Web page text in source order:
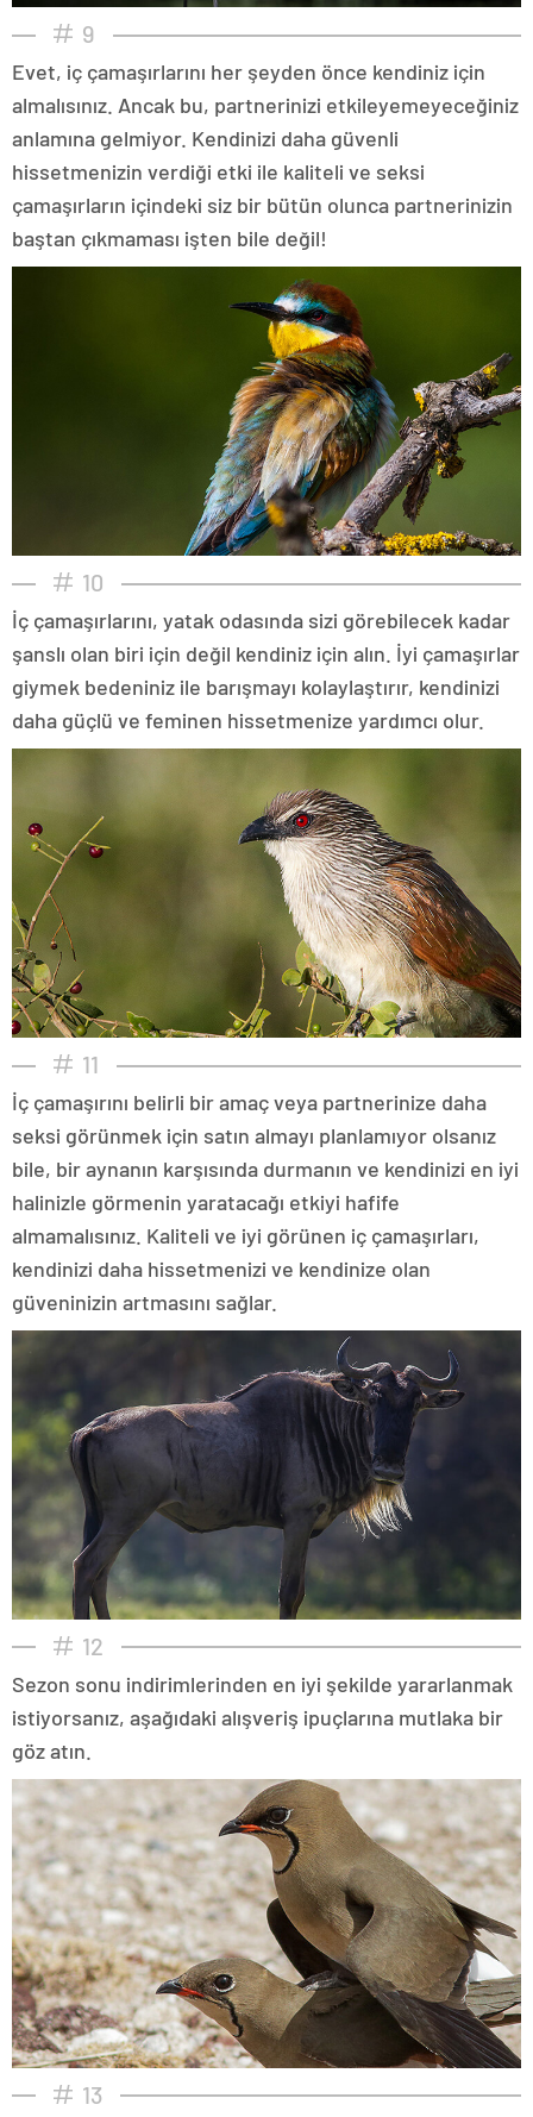
9
Evet, iç çamaşırlarını her şeyden önce kendiniz için
almalısınız. Ancak bu, partnerinizi etkileyemeyeceğiniz
anlamına gelmiyor. Kendinizi daha güvenli
hissetmenizin verdiği etki ile kaliteli ve seksi
çamaşırların içindeki siz bir bütün olunca partnerinizin
baştan çıkmaması işten bile değil!
10
İç çamaşırlarını, yatak odasında sizi görebilecek kadar
şanslı olan biri için değil kendiniz için alın. İyi çamaşırlar
giymek bedeniniz ile barışmayı kolaylaştırır, kendinizi
daha güçlü ve feminen hissetmenize yardımcı olur.
11
İç çamaşırını belirli bir amaç veya partnerinize daha
seksi görünmek için satın almayı planlamıyor olsanız
bile, bir aynanın karşısında durmanın ve kendinizi en iyi
halinizle görmenin yaratacağı etkiyi hafife
almamalısınız. Kaliteli ve iyi görünen iç çamaşırları,
kendinizi daha hissetmenizi ve kendinize olan
güveninizin artmasını sağlar.
12
Sezon sonu indirimlerinden en iyi şekilde yararlanmak
istiyorsanız, aşağıdaki alışveriş ipuçlarına mutlaka bir
göz atın.
13